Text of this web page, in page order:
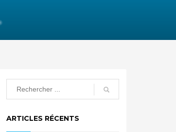
ARTICLES RÉCENTS